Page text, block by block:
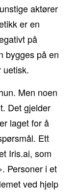
aktører
er en
på
bygges på en
uetisk.
Men noen
Det gjelder
laget for å
Ett
Iris.ai, som
Personer i et
ved hjelp